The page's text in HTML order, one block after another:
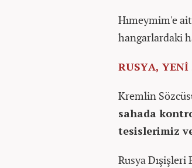
Hımeymim'e
hangarlardaki
RUSYA,
Kremlin
sahada
tesislerimiz
Rusya Dışişleri